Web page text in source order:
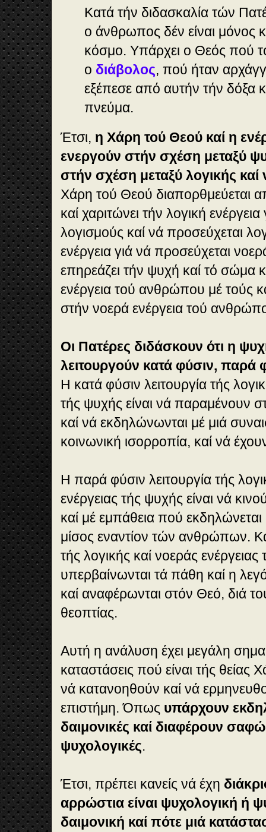
Κατά τήν διδασκαλία τών
ο άνθρωπος δέν είναι μόνος
κόσμο. Υπάρχει ο Θεός πού
ο διάβολος, πού ήταν
εξέπεσε από αυτήν τήν δόξα
πνεύμα.
Έτσι, η Χάρη τού Θεού καί η
ενεργούν στήν σχέση μεταξύ
στήν σχέση μεταξύ λογικής καί
Χάρη τού Θεού διαπορθμεύεται
καί χαριτώνει τήν λογική
λογισμούς καί νά προσεύχεται
ενέργεια γιά νά προσεύχεται
επηρεάζει τήν ψυχή καί τό σώμα
ενέργεια τού ανθρώπου μέ τούς
στήν νοερά ενέργεια τού
Οι Πατέρες διδάσκουν ότι η
λειτουργούν κατά φύσιν, παρά
Η κατά φύσιν λειτουργία τής
τής ψυχής είναι νά παραμένουν
καί νά εκδηλώνωνται μέ μιά
κοινωνική ισορροπία, καί νά
Η παρά φύσιν λειτουργία τής
ενέργειας τής ψυχής είναι νά
καί μέ εμπάθεια πού εκδηλώνεται
μίσος εναντίον τών ανθρώπων.
τής λογικής καί νοεράς ενέργειας
υπερβαίνωνται τά πάθη καί η
καί αναφέρωνται στόν Θεό, διά
θεοπτίας.
Αυτή η ανάλυση έχει μεγάλη
καταστάσεις πού είναι τής θείας
νά κατανοηθούν καί νά
επιστήμη. Όπως υπάρχουν
δαιμονικές καί διαφέρουν
ψυχολογικές.
Έτσι, πρέπει κανείς νά έχη
αρρώστια είναι ψυχολογική ή
δαιμονική καί πότε μιά